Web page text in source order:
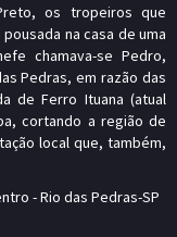
os tropeiros que
na casa de uma
chamava-se Pedro,
Pedras, em razão das
de Ferro Ituana (atual
cortando a região de
local que, também,
- Rio das Pedras-SP